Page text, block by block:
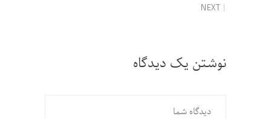
NEXT
نوشتن یک دیدگاه